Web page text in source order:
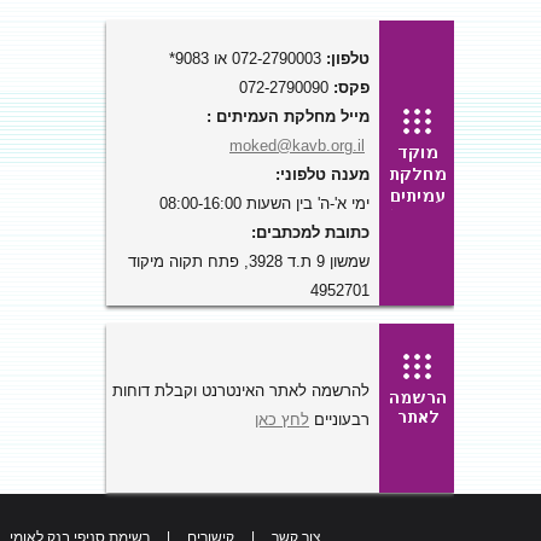
טלפון:
פקס:
מייל מחלקת העמיתים :
moked@kavb.org.il
מענה טלפוני:
ימי א'-ה' בין השעות 08:00-16:00
כתובת למכתבים:
שמשון 9 ת.ד 3928, פתח תקוה מיקוד
4952701
להרשמה לאתר האינטרנט וקבלת דוחות
רבעוניים לחץ כאן
צור קשר קישורים רשימת סניפי בנק לאומי